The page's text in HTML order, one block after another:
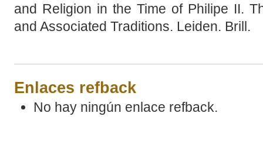
and Religion in the Time of Philipe II.
and Associated Traditions. Leiden. Brill.
Enlaces refback
No hay ningún enlace refback.